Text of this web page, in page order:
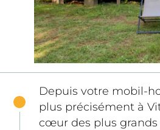
Depuis votre mobil-
plus précisément à
cœur des plus